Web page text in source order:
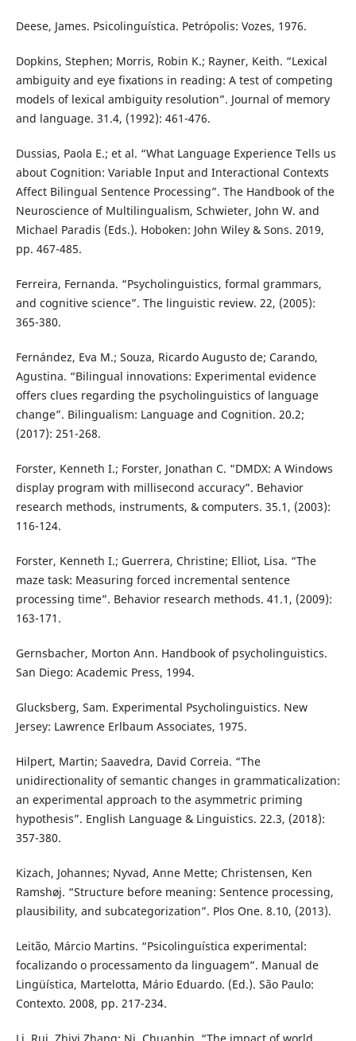
Deese, James. Psicolinguística. Petrópolis: Vozes, 1976.
Dopkins, Stephen; Morris, Robin K.; Rayner, Keith. “Lexical
ambiguity and eye fixations in reading: A test of competing
models of lexical ambiguity resolution”. Journal of memory
and language. 31.4, (1992): 461-476.
Dussias, Paola E.; et al. “What Language Experience Tells us
about Cognition: Variable Input and Interactional Contexts
Affect Bilingual Sentence Processing”. The Handbook of the
Neuroscience of Multilingualism, Schwieter, John W. and
Michael Paradis (Eds.). Hoboken: John Wiley & Sons. 2019,
pp. 467-485.
Ferreira, Fernanda. “Psycholinguistics, formal grammars,
and cognitive science”. The linguistic review. 22, (2005):
365-380.
Fernández, Eva M.; Souza, Ricardo Augusto de; Carando,
Agustina. “Bilingual innovations: Experimental evidence
offers clues regarding the psycholinguistics of language
change”. Bilingualism: Language and Cognition. 20.2;
(2017): 251-268.
Forster, Kenneth I.; Forster, Jonathan C. “DMDX: A Windows
display program with millisecond accuracy”. Behavior
research methods, instruments, & computers. 35.1, (2003):
116-124.
Forster, Kenneth I.; Guerrera, Christine; Elliot, Lisa. “The
maze task: Measuring forced incremental sentence
processing time”. Behavior research methods. 41.1, (2009):
163-171.
Gernsbacher, Morton Ann. Handbook of psycholinguistics.
San Diego: Academic Press, 1994.
Glucksberg, Sam. Experimental Psycholinguistics. New
Jersey: Lawrence Erlbaum Associates, 1975.
Hilpert, Martin; Saavedra, David Correia. “The
unidirectionality of semantic changes in grammaticalization:
an experimental approach to the asymmetric priming
hypothesis”. English Language & Linguistics. 22.3, (2018):
357-380.
Kizach, Johannes; Nyvad, Anne Mette; Christensen, Ken
Ramshøj. “Structure before meaning: Sentence processing,
plausibility, and subcategorization”. Plos One. 8.10, (2013).
Leitão, Márcio Martins. “Psicolinguística experimental:
focalizando o processamento da linguagem”. Manual de
Lingüística, Martelotta, Mário Eduardo. (Ed.). São Paulo:
Contexto. 2008, pp. 217-234.